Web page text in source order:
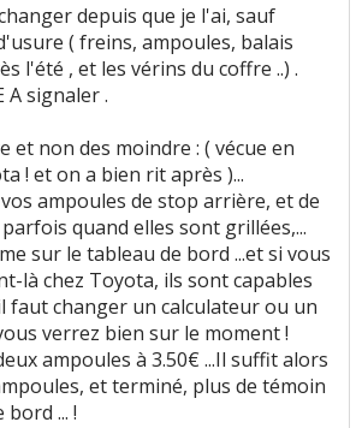
depuis que je l'ai, sauf
( freins, ampoules, balais
l'été , et les vérins du coffre ..) .
A signaler .
et non des moindre : ( vécue en
! et on a bien rit après )...
ampoules de stop arrière, et de
quand elles sont grillées,...
sur le tableau de bord ...et si vous
là chez Toyota, ils sont capables
faut changer un calculateur ou un
verrez bien sur le moment !
ampoules à 3.50€ ...Il suffit alors
et terminé, plus de témoin
... !